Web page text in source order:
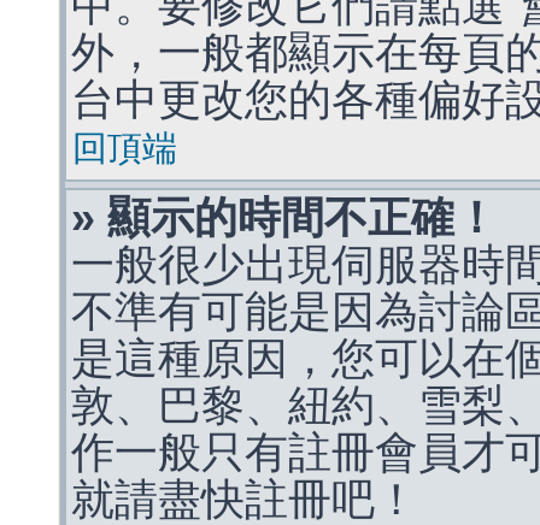
外，一般都顯示在每頁
台中更改您的各種偏好
回頂端
» 顯示的時間不正確！
一般很少出現伺服器時
不準有可能是因為討論
是這種原因，您可以在
敦、巴黎、紐約、雪梨
作一般只有註冊會員才
就請盡快註冊吧！